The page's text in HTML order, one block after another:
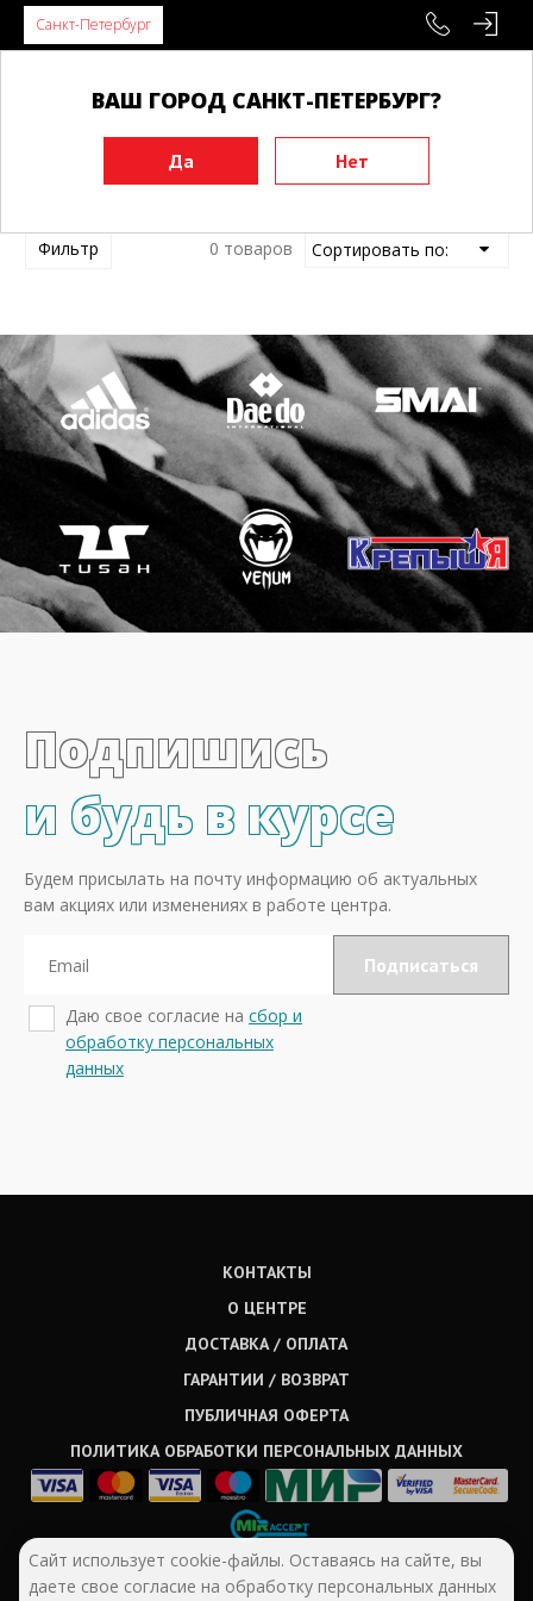
Санкт-Петербург
ВАШ ГОРОД САНКТ-ПЕТЕРБУРГ?
Главная
Бренды
Фильтр 0 товаров
Подпишись
и будь в курсе
Будем присылать на почту информацию об актуальных
вам акциях или изменениях в работе центра.
Даю свое согласие на сбор и
обработку персональных
данных
КОНТАКТЫ
О ЦЕНТРЕ
ДОСТАВКА / ОПЛАТА
ГАРАНТИИ / ВОЗВРАТ
ПУБЛИЧНАЯ ОФЕРТА
ПОЛИТИКА ОБРАБОТКИ ПЕРСОНАЛЬНЫХ ДАННЫХ
Сайт использует cookie-файлы. Оставаясь на сайте, вы
даете свое согласие на обработку персональных данных